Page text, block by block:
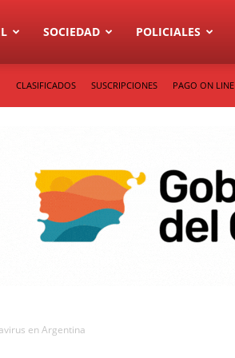
SOCIEDAD POLICIALES
CLASIFICADOS SUSCRIPCIONES PAGO ON LINE
en Argentina